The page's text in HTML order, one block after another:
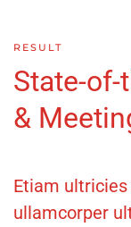
RESULT
State-of-
&
Etiam
ullamcorper